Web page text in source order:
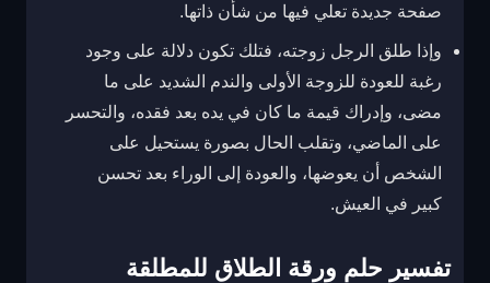
صفحة جديدة تعلي فيها من شأن ذاتها.
وإذا طلق الرجل زوجته، فتلك تكون دلالة على وجود
رغبة للعودة للزوجة الأولى والندم الشديد على ما
مضى، وإدراك قيمة ما كان في يده بعد فقده، والتحسر
على الماضي، وتقلب الحال بصورة يستحيل على
الشخص أن يعوضها، والعودة إلى الوراء بعد تحسن
كبير في العيش.
تفسير حلم ورقة الطلاق للمطلقة